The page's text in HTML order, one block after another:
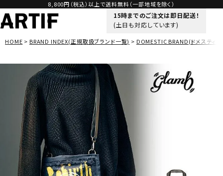
8,800円（税込）以上で送料無料（一部地域を除く）
15時までのご注文は即日配送！
(土日も対応しています)
HOME BRAND INDEX(正規取扱ブランド一覧) DOMESTIC BRAND(ドメスティッ